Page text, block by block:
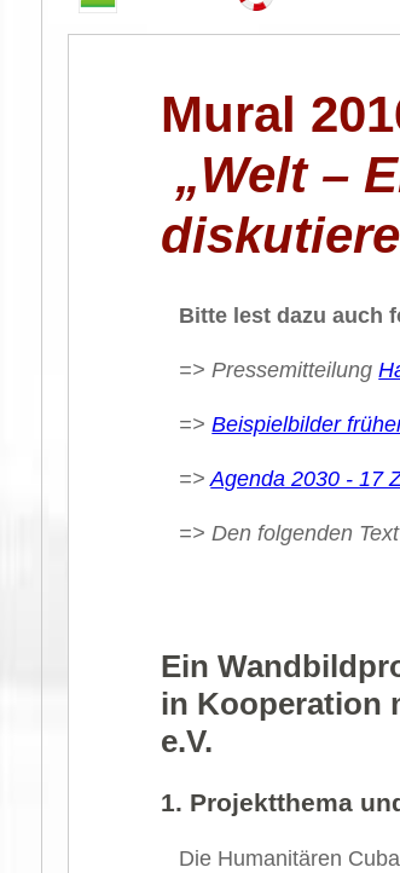
Mural
„Welt –
Bitte lest dazu auch
=> Pressemitteilung
=>Beispielbilder
=>Agenda 2030 - 17
=> Den folgenden
Ein
in Kooperation
e.V.
1. Projektthema
Die Humanitären